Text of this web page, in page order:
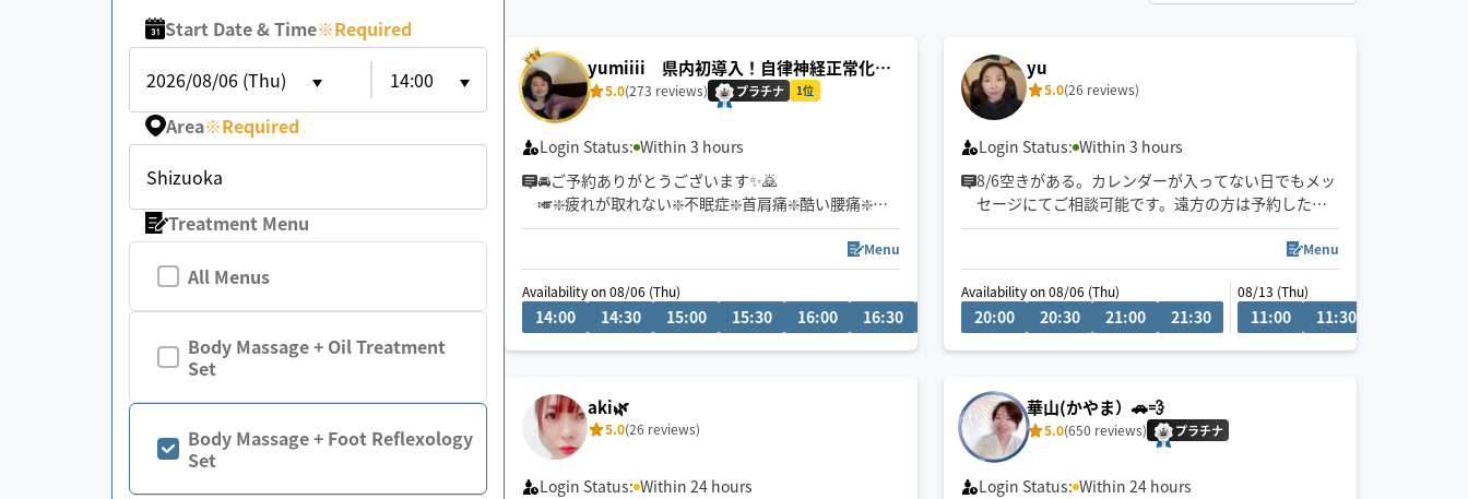
Start Date & Time※Required
2026/08/06 (Thu)
14:00
Area※Required
Shizuoka
Treatment Menu
All Menus
Body Massage + Oil Treatment
Set
Body Massage + Foot Reflexology
Set
yumiiii 県内初導入！自律神経正常化施
術5.0(273 reviews) プラチナ 1位
Login Status: Within 3 hours
🚘ご予約ありがとうございます✨🙇
🎺❇️疲れが取れない❇️不眠症❇️首肩痛❇️酷い腰痛❇️や
る気減退❇️何となく不調等お悩みの方へ🎵施術歴20
貴方様のお身体の不調不安解消アシストにお役立て
いただきたく存じます
Menu
Availability on 08/06 (Thu)
14:00 14:30 15:00 15:30 16:00 16:30 17:30 18:00 18:30 19:00 19:30
yu
5.0(26 reviews)
Login Status: Within 3 hours
8/6空きがある。カレンダーが入ってない日でもメッ
セージにてご相談可能です。遠方の方は予約したい
時間の3時間前に県内の方は2時間前にリクエストお
願いします。月によって活動エリアが異なりますの
で、あらかじめご確認の上リクエストをお願いいた
します。
施術中にスマートフォンを閲覧はご遠慮ください。
Menu
Availability on 08/06 (Thu)
20:00 20:30 21:00 21:30
08/13 (Thu)
11:00 11:30
aki🌿
5.0(26 reviews)
Login Status: Within 24 hours
華山(かやま）🚗💨
5.0(650 reviews) プラチナ
Login Status: Within 24 hours